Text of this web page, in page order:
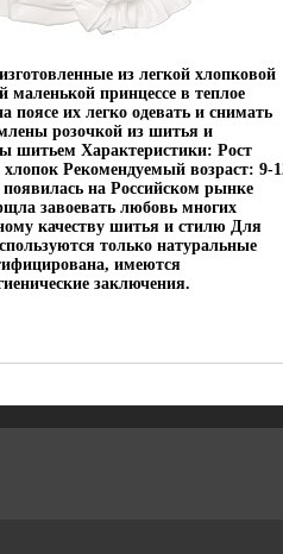
из легкой хлопковой
маленькой принцессе в теплое
поясе их легко одевать и снимать
розочкой из шитья и
шитьем Характеристики: Рост
Рекомендуемый возраст: 9-
на Российском рынке
завоевать любовь многих
качеству шитья и стилю Для
только натуральные
имеются
заключения.